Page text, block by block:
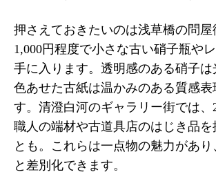
押さえておきたいのは浅草橋の問屋
1,000円程度で小さな古い硝子瓶や
手に入ります。透明感のある硝子は
色あせた古紙は温かみのある質感
す。清澄白河のギャラリー街では、
職人の端材や古道具店のはじき品を
とも。これらは一点物の魅力があ
と差別化できます。